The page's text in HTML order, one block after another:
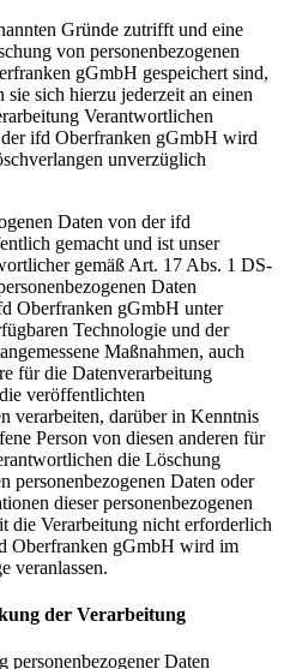
Gründe zutrifft und eine
von personenbezogenen
gGmbH gespeichert sind,
sie sich hierzu jederzeit an einen
Verantwortlichen
ifd Oberfranken gGmbH wird
unverzüglich
Daten von der ifd
gemacht und ist unser
gemäß Art. 17 Abs. 1 DS-
Daten
Oberfranken gGmbH unter
Technologie und der
Maßnahmen, auch
für die Datenverarbeitung
veröffentlichten
verarbeiten, darüber in Kenntnis
Person von diesen anderen für
die Löschung
personenbezogenen Daten oder
dieser personenbezogenen
die Verarbeitung nicht erforderlich
Oberfranken gGmbH wird im
veranlassen.
der Verarbeitung
personenbezogener Daten